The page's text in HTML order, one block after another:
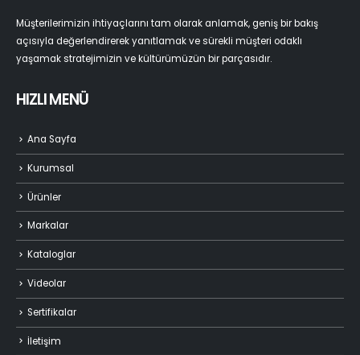
Müşterilerimizin ihtiyaçlarını tam olarak anlamak, geniş bir bakış
açısıyla değerlendirerek yanıtlamak ve sürekli müşteri odaklı
yaşamak stratejimizin ve kültürümüzün bir parçasıdır.
HIZLI MENÜ
Ana Sayfa
Kurumsal
Ürünler
Markalar
Kataloglar
Videolar
Sertifikalar
İletişim